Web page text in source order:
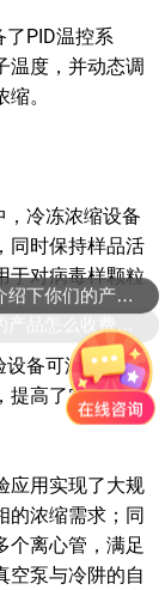
PID温控系
温度，并动态调
。
冷冻浓缩设备
同时保持样品活
于对病毒样颗粒
备可浓缩高粘
提高了实验浓缩
用实现了大规
的浓缩需求；同
个离心管，满足
空泵与冷阱的自
可以介绍下你们的产品么?
你们的产品怎么收费的呢?